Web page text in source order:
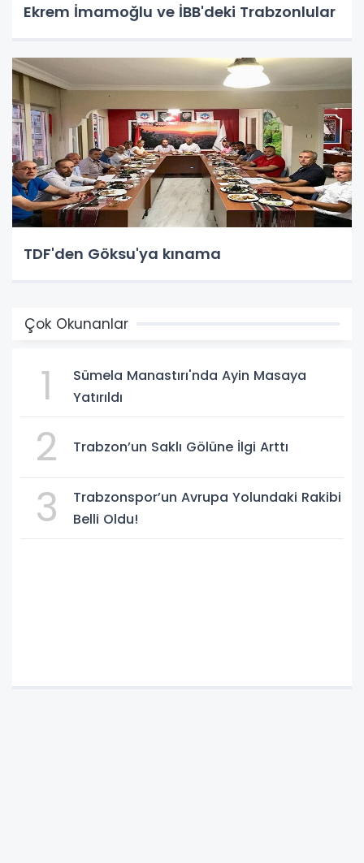
Ekrem İmamoğlu ve İBB'deki Trabzonlular
TDF'den Göksu'ya kınama
Çok Okunanlar
1
Sümela Manastırı'nda Ayin Masaya
Yatırıldı
2 Trabzon’un Saklı Gölüne İlgi Arttı
3
Trabzonspor’un Avrupa Yolundaki Rakibi
Belli Oldu!